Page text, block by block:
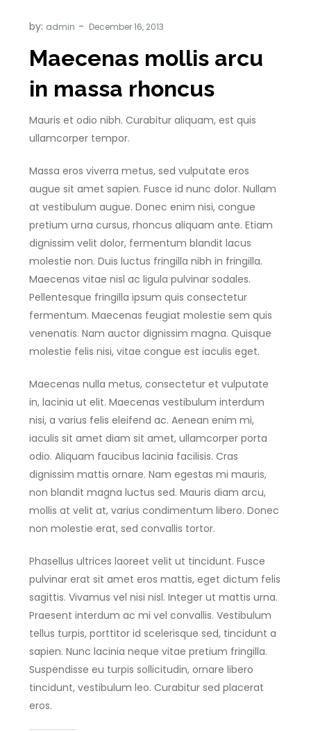
by: admin
Maecenas mollis arcu
in massa rhoncus
Mauris et odio nibh. Curabitur aliquam, est quis
ullamcorper tempor.
Massa eros viverra metus, sed vulputate eros
augue sit amet sapien. Fusce id nunc dolor. Nullam
at vestibulum augue. Donec enim nisi, congue
pretium urna cursus, rhoncus aliquam ante. Etiam
dignissim velit dolor, fermentum blandit lacus
molestie non. Duis luctus fringilla nibh in fringilla.
Maecenas vitae nisl ac ligula pulvinar sodales.
Pellentesque fringilla ipsum quis consectetur
fermentum. Maecenas feugiat molestie sem quis
venenatis. Nam auctor dignissim magna. Quisque
molestie felis nisi, vitae congue est iaculis eget.
Maecenas nulla metus, consectetur et vulputate
in, lacinia ut elit. Maecenas vestibulum interdum
nisi, a varius felis eleifend ac. Aenean enim mi,
iaculis sit amet diam sit amet, ullamcorper porta
odio. Aliquam faucibus lacinia facilisis. Cras
dignissim mattis ornare. Nam egestas mi mauris,
non blandit magna luctus sed. Mauris diam arcu,
mollis at velit at, varius condimentum libero. Donec
non molestie erat, sed convallis tortor.
Phasellus ultrices laoreet velit ut tincidunt. Fusce
pulvinar erat sit amet eros mattis, eget dictum felis
sagittis. Vivamus vel nisi nisl. Integer ut mattis urna.
Praesent interdum ac mi vel convallis. Vestibulum
tellus turpis, porttitor id scelerisque sed, tincidunt a
sapien. Nunc lacinia neque vitae pretium fringilla.
Suspendisse eu turpis sollicitudin, ornare libero
tincidunt, vestibulum leo. Curabitur sed placerat
eros.